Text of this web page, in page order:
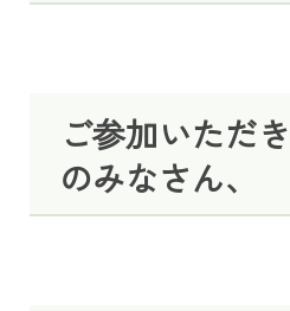
ご参加いただ
のみなさん、